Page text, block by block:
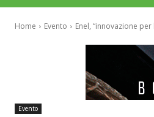
Home Evento Enel, “innovazione
Evento